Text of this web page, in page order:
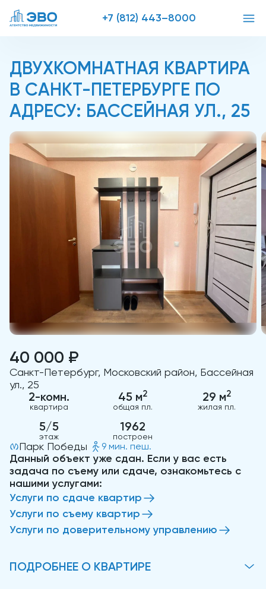
+7 (812) 443–8000
ДВУХКОМНАТНАЯ КВАРТИРА
В САНКТ-ПЕТЕРБУРГЕ ПО
АДРЕСУ: БАССЕЙНАЯ УЛ., 25
40 000 ₽
Санкт-Петербург, Московский район, Бассейная
ул., 25
2-комн.
квартира
45 м2
общая пл.
29 м2
жилая пл.
5/5
этаж
1962
построен
Парк Победы 9 мин. пеш.
Данный объект уже сдан. Если у вас есть
задача по съему или сдаче, ознакомьтесь с
нашими услугами:
Услуги по сдаче квартир
Услуги по съему квартир
Услуги по доверительному управлению
ПОДРОБНЕЕ О КВАРТИРЕ